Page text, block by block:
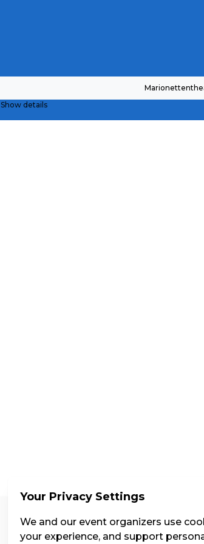
Show details
Your Privacy Settings
We and our event organizers use
your experience, and support